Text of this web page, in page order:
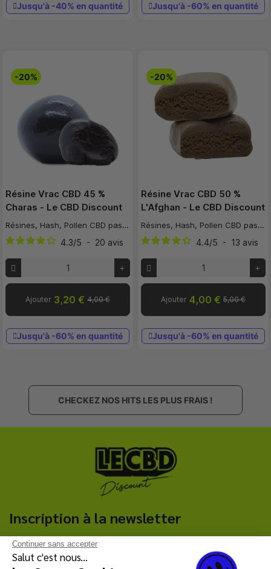
Continuer sans accepter
Salut c'est nous...
Jusqu'à -40% en quantité Jusqu'à -60% en quantité
-20%
Résine Vrac CBD 45 %
Charas - Le CBD Discount
Résines, Hash, Pollen CBD pas cher
4.3/5 - 20 avis
Ajouter 3,20 € 4,00 €
Jusqu'à -60% en quantité
-20%
Résine Vrac CBD 50 %
L'Afghan - Le CBD Discount
Résines, Hash, Pollen CBD pas cher
4.4/5 - 13 avis
Ajouter 4,00 € 5,00 €
Jusqu'à -60% en quantité
CHECKEZ NOS HITS LES PLUS FRAIS !
Inscription à la newsletter
C'est parti !